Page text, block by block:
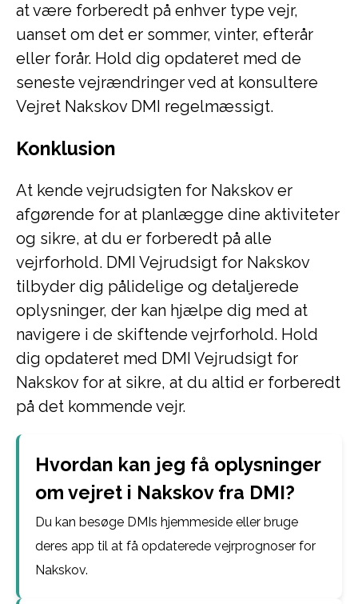
at være forberedt på enhver type vejr,
uanset om det er sommer, vinter, efterår
eller forår. Hold dig opdateret med de
seneste vejrændringer ved at konsultere
Vejret Nakskov DMI regelmæssigt.
Konklusion
At kende vejrudsigten for Nakskov er
afgørende for at planlægge dine aktiviteter
og sikre, at du er forberedt på alle
vejrforhold. DMI Vejrudsigt for Nakskov
tilbyder dig pålidelige og detaljerede
oplysninger, der kan hjælpe dig med at
navigere i de skiftende vejrforhold. Hold
dig opdateret med DMI Vejrudsigt for
Nakskov for at sikre, at du altid er forberedt
på det kommende vejr.
Hvordan kan jeg få oplysninger
om vejret i Nakskov fra DMI?
Du kan besøge DMIs hjemmeside eller bruge
deres app til at få opdaterede vejrprognoser for
Nakskov.